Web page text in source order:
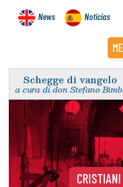
News Noticias
Schegge di vangelo
a cura di don Stefano